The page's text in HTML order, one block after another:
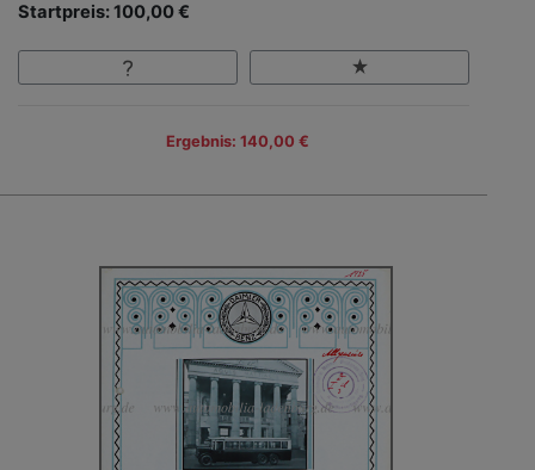
Startpreis: 100,00 €
Ergebnis: 140,00 €